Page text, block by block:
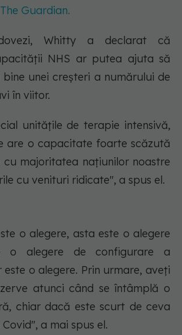
The Guardian.
dovezi, Whitty a declarat că
NHS ar putea ajuta să
unei creșteri a numărului de
în viitor.
unitățile de terapie intensivă,
are o capacitate foarte scăzută
majoritatea națiunilor noastre
cu venituri ridicate", a spus el.
o alegere, asta este o alegere
o alegere de configurare a
este o alegere. Prin urmare, aveți
atunci când se întâmplă o
chiar dacă este scurt de ceva
a mai spus el.